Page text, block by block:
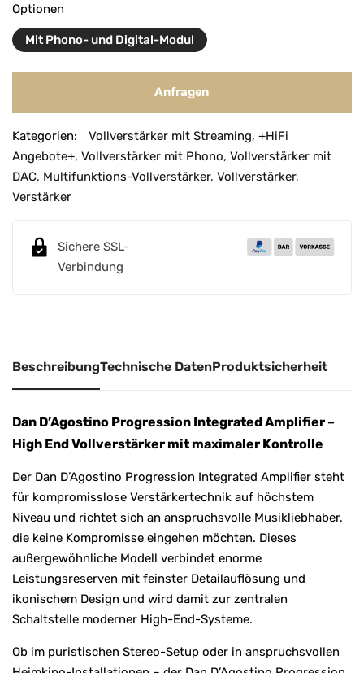
Optionen
Mit Phono- und Digital-Modul
Anfragen
l
t
e
r
Kategorien: Vollverstärker mit Streaming, +HiFi
Angebote+, Vollverstärker mit Phono, Vollverstärker mit
DAC, Multifunktions-Vollverstärker, Vollverstärker,
Verstärker
Sichere SSL-
Verbindung
BeschreibungTechnische DatenProduktsicherheit
Dan D’Agostino Progression Integrated Amplifier –
High End Vollverstärker mit maximaler Kontrolle
Der Dan D’Agostino Progression Integrated Amplifier steht
für kompromisslose Verstärkertechnik auf höchstem
Niveau und richtet sich an anspruchsvolle Musikliebhaber,
die keine Kompromisse eingehen möchten. Dieses
außergewöhnliche Modell verbindet enorme
Leistungsreserven mit feinster Detailauflösung und
ikonischem Design und wird damit zur zentralen
Schaltstelle moderner High-End-Systeme.
Ob im puristischen Stereo-Setup oder in anspruchsvollen